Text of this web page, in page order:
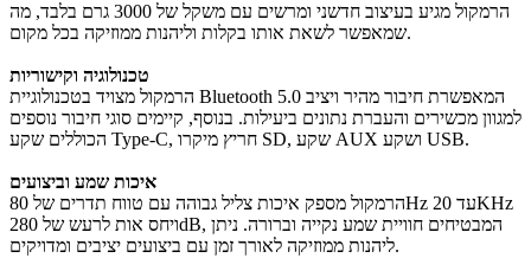
הרמקול מגיע בעיצוב חדשני ומרשים עם משקל של 3000 גרם בלבד, מה
שמאפשר לשאת אותו בקלות וליהנות ממוזיקה בכל מקום.
טכנולוגיה וקישוריות
הרמקול מצויד בטכנולוגיית Bluetooth 5.0 המאפשרת חיבור מהיר ויציב
למגוון מכשירים והעברת נתונים ביעילות. בנוסף, קיימים סוגי חיבור נוספים
הכוללים שקע Type-C, חריץ מיקרו SD, שקע AUX ושקע USB.
איכות שמע וביצועים
הרמקול מספק איכות צליל גבוהה עם טווח תדרים של 80Hz עד 20KHz
ויחס אות לרעש של 280dB, המבטיחים חוויית שמע נקייה וברורה. ניתן
ליהנות ממוזיקה לאורך זמן עם ביצועים יציבים ומדויקים.